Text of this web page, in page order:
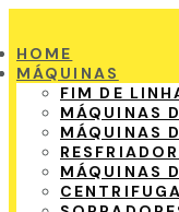
HOME
MÁQUINAS
FIM DE
MÁQUINAS
MÁQUINAS
MÁQUINAS